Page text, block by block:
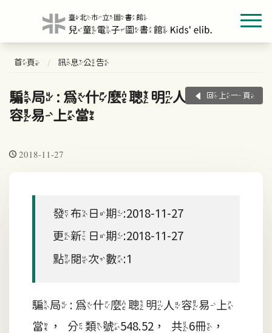
首頁 訊息公告
騙局 : 為什麼聰明人
容易上當
回上一頁
2018-11-27
發布日期:2018-11-27
更新日期:2018-11-27
點閱次數:1
騙局 : 為什麼聰明人容易上
當，分類號548.52，共6冊，